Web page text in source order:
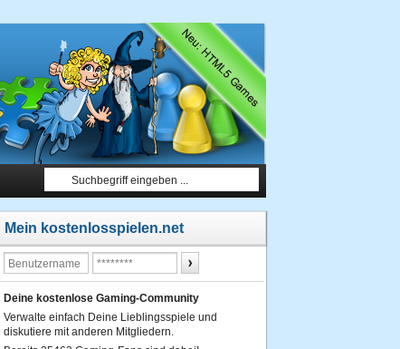
Mein kostenlosspielen.net
Deine kostenlose Gaming-Community
Verwalte einfach Deine Lieblingsspiele und
diskutiere mit anderen Mitgliedern.